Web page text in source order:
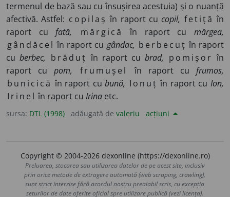
termenul de bază sau cu însușirea acestuia) și o nuanță
afectivă. Astfel: copilaș în raport cu copil, fetiță în
raport cufată, mărgică în raport cumărgea,
gândăcel în raport cu gândac, berbecuț în raport
cu berbec, brăduț în raport cu brad, pomișor în
raport cupom, frumușel în raport cufrumos,
bunicică în raport cubună, Ionuț în raport cuIon,
Irinel în raport cu Irina etc.
sursa: DTL (1998) adăugată de valeriu acțiuni
Copyright © 2004-2026 dexonline (https://dexonline.ro)
Preluarea, stocarea sau utilizarea datelor de pe acest site, inclusiv
prin orice metode de extragere automată (web scraping, crawling),
sunt strict interzise fără acordul nostru prealabil scris, cu excepția
seturilor de date oferite oficial spre utilizare publică (vezi licența).